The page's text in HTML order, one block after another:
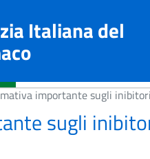
Italiana del
importante sugli
sugli